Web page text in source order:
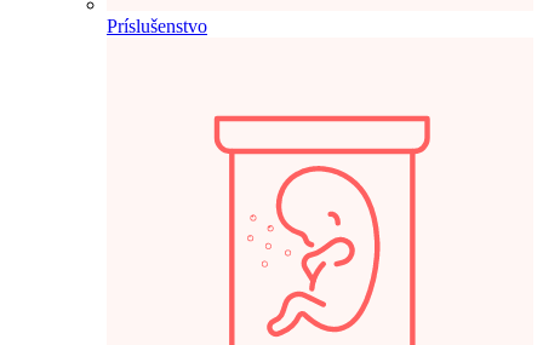
Príslušenstvo